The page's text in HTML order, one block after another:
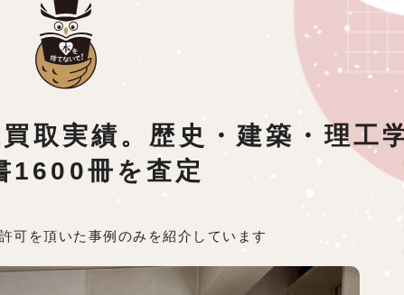
取実績。歴史・建築・理工
1600冊を査定
可を頂いた事例のみを紹介しています